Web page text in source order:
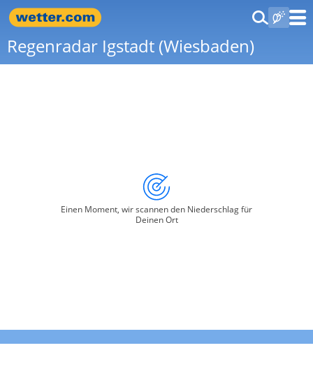
Regenradar Igstadt (Wiesbaden)
Einen Moment, wir scannen den Niederschlag für
Deinen Ort